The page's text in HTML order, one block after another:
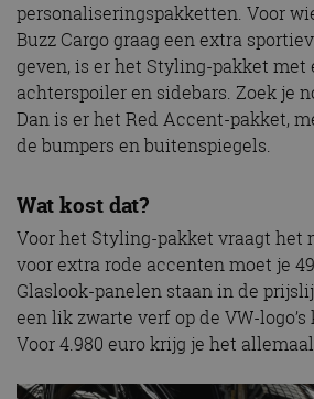
personaliseringspakketten. Voor
Buzz Cargo graag een extra
geven, is er het Styling-pakket met
achterspoiler en sidebars. Zoek je
Dan is er het Red Accent-pakket,
de bumpers en buitenspiegels.
Wat kost dat?
Voor het Styling-pakket vraagt het
voor extra rode accenten moet je
Glaslook-panelen staan in de
een lik zwarte verf op de VW-logo’s
Voor 4.980 euro krijg je het